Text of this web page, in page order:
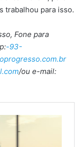
trabalhou para isso.
Fone para
-93-
/ou e-mail: